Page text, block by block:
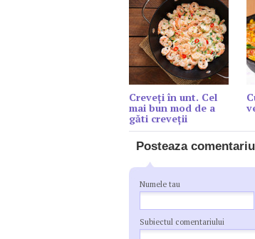
Creveți în unt. Cel
mai bun mod de a
găti creveții
Posteaza comentariu
Numele tau
Subiectul comentariului